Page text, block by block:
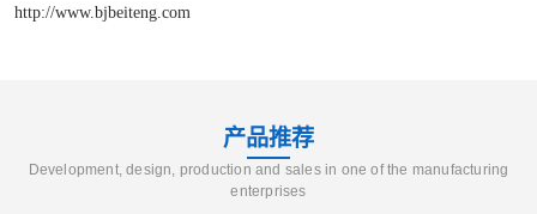
http://www.bjbeiteng.com
产品推荐
Development, design, production and sales in one of the manufacturing
enterprises